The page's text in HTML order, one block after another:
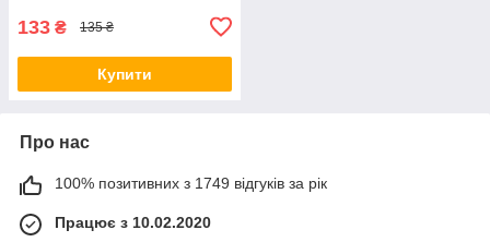
133 ₴ 135 ₴
Купити
Про нас
100% позитивних з 1749 відгуків за рік
Працює з 10.02.2020